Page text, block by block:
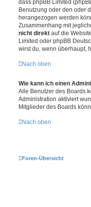
dass phpBB Limited
Benutzung oder den oder
herangezogen werden
Zusammenhang mit
nicht direkt auf die
Limited oder phpBB
wirst du, wenn überhaupt,
Nach oben
Wie kann ich einen
Alle Benutzer des Boards
Administration aktiviert
Mitglieder des Boards
Nach oben
Foren-Übersicht